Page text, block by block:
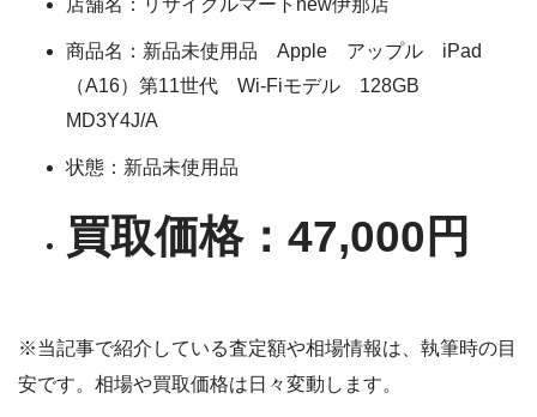
商品名：新品未使用品 Apple アップル iPad
（A16）第11世代 Wi-Fiモデル 128GB
MD3Y4J/A
状態：新品未使用品
買取価格：47,000円
※当記事で紹介している査定額や相場情報は、執筆時の目
安です。相場や買取価格は日々変動します。